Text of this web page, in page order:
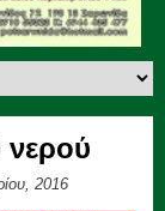
νερού
2016